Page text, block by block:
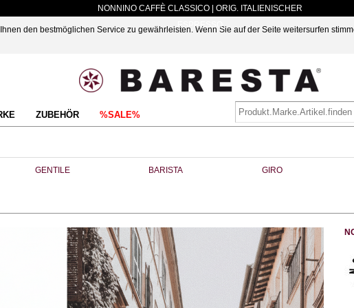
den bestmöglichen Service zu gewährleisten. Wenn Sie auf der Seite weitersurfen
NONNINO CAFFÈ CLASSICO | ORIG. ITALIENISCHER
ESPRESSO
ZUBEHÖR %SALE%
GENTILE BARISTA GIRO